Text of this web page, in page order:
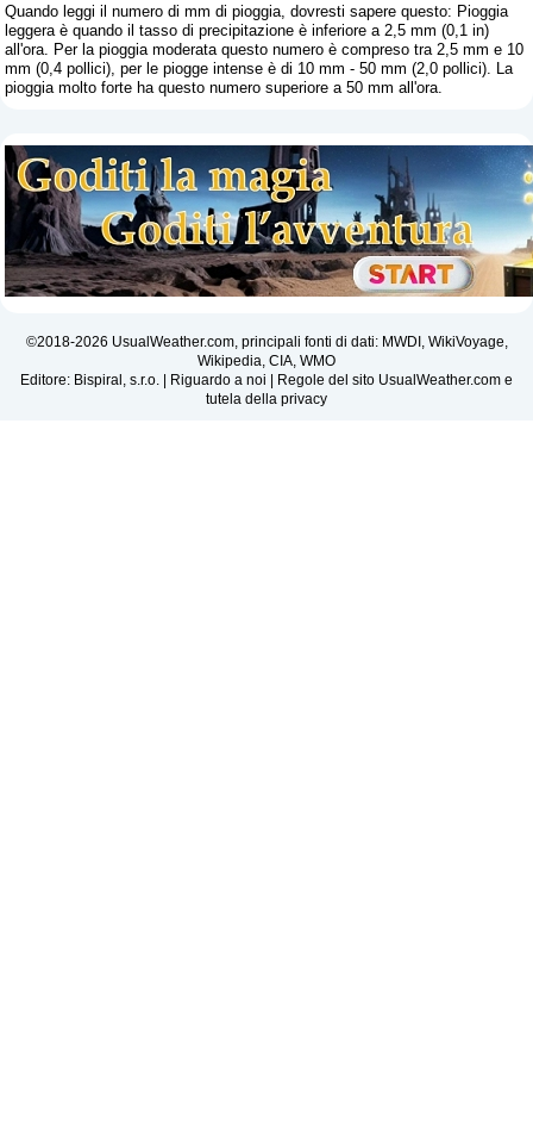
Quando leggi il numero di mm di pioggia, dovresti sapere questo: Pioggia
leggera è quando il tasso di precipitazione è inferiore a 2,5 mm (0,1 in)
all'ora. Per la pioggia moderata questo numero è compreso tra 2,5 mm e 10
mm (0,4 pollici), per le piogge intense è di 10 mm - 50 mm (2,0 pollici). La
pioggia molto forte ha questo numero superiore a 50 mm all'ora.
©2018-2026 UsualWeather.com, principali fonti di dati: MWDI, WikiVoyage,
Wikipedia, CIA, WMO
Editore: Bispiral, s.r.o. | Riguardo a noi | Regole del sito UsualWeather.com e
tutela della privacy